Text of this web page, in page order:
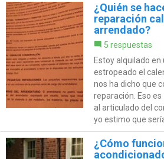
¿Quién se
reparación
arrendado?
5 respuestas
Estoy alquilado en
estropeado el
nos ha dicho que
reparación. Eso
al articulado del
yo estimo que
¿Cómo